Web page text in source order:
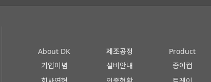
About DK
기업이념
제조공정
설비안내
Product
종이컵